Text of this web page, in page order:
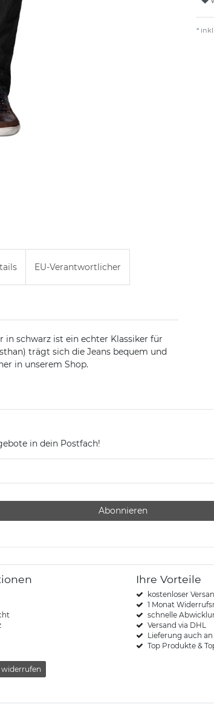
*
EU-Verantwortlicher
in schwarz ist ein echter Klassiker für
trägt sich die Jeans bequem und
in unserem Shop.
in dein Postfach!
Abonnieren
widerrufen
Ihre Vorteile
kostenloser
1 Monat
schnelle
Versand via DHL
Lieferung auch
Top Produkte &